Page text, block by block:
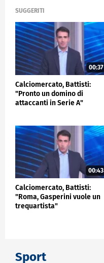
SUGGERITI
00:37
Calciomercato, Battisti:
"Pronto un domino di
attaccanti in Serie A"
00:43
Calciomercato, Battisti:
"Roma, Gasperini vuole un
trequartista"
Sport